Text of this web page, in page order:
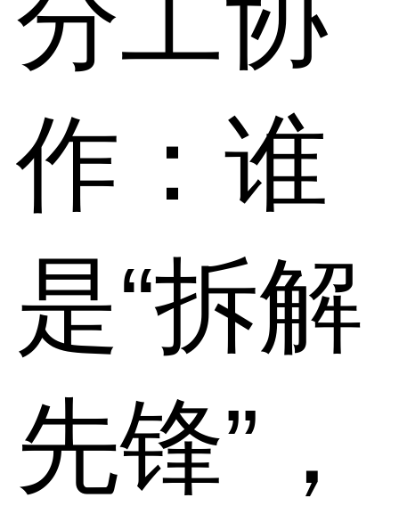
作：谁
是“拆解
先锋”，